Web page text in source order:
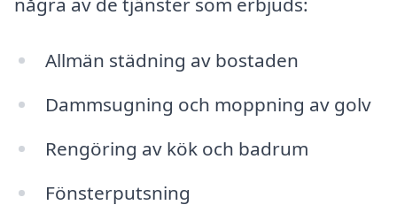
Allmän städning av bostaden
Dammsugning och moppning av golv
Rengöring av kök och badrum
Fönsterputsning